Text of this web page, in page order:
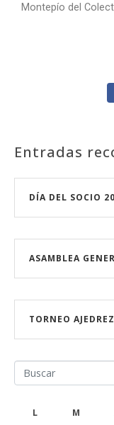
Montepío del
Entradas
DÍA DEL SOCIO
ASAMBLEA
TORNEO AJEDREZ
L M